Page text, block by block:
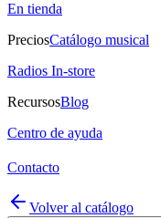
En tienda
PreciosCatálogo musical
Radios In-store
RecursosBlog
Centro de ayuda
Contacto
Volver al catálogo